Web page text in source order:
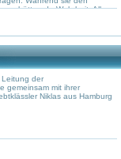
Wahrheit: Alle
Wesen, das sich vom
bis die unheimliche
Gefahr steht ein unheimlicher
schlimmsten Albtraum wird:
und "ES: Kapitel 2"
Leitung der
gemeinsam mit ihrer
Niklas aus Hamburg